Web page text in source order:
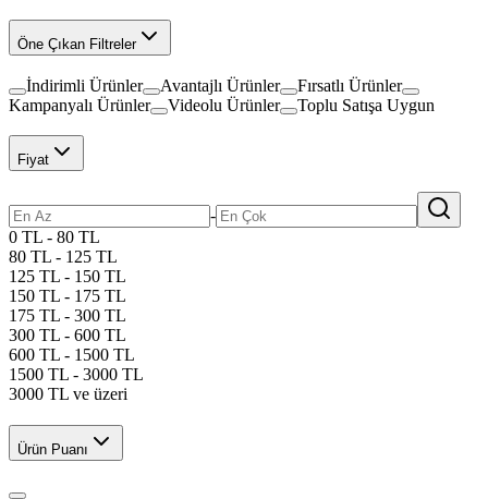
Öne Çıkan Filtreler
İndirimli Ürünler Avantajlı Ürünler
Fırsatlı Ürünler
Kampanyalı Ürünler
Videolu Ürünler Toplu Satışa Uygun
Fiyat
-
0 TL - 80 TL
80 TL - 125 TL
125 TL - 150 TL
150 TL - 175 TL
175 TL - 300 TL
300 TL - 600 TL
600 TL - 1500 TL
1500 TL - 3000 TL
3000 TL ve üzeri
Ürün Puanı